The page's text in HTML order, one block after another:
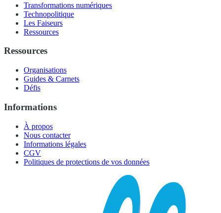
Transformations numériques
Technopolitique
Les Faiseurs
Ressources
Ressources
Organisations
Guides & Carnets
Défis
Informations
À propos
Nous contacter
Informations légales
CGV
Politiques de protections de vos données